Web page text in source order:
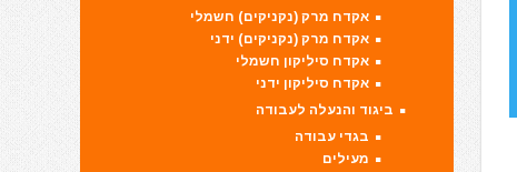
אקדח מרק (נקניקים) חשמלי
אקדח מרק (נקניקים) ידני
אקדח סיליקון חשמלי
אקדח סיליקון ידני
ביגוד והנעלה לעבודה
בגדי עבודה
מעילים